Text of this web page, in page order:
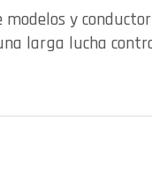
modelos y
larga lucha